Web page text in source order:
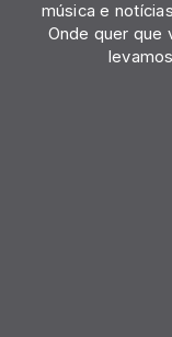
música e
Onde quer que